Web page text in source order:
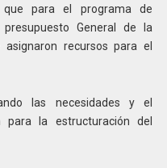
que para el programa de
presupuesto General de la
recursos para el
las necesidades y el
para la estructuración del